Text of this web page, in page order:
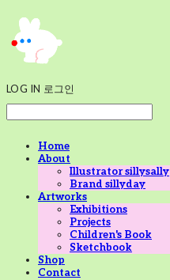
LOG IN 로그인
Home
About
Illustrator sillysally
Brand sillyday
Artworks
Exhibitions
Projects
Children's Book
Sketchbook
Shop
Contact